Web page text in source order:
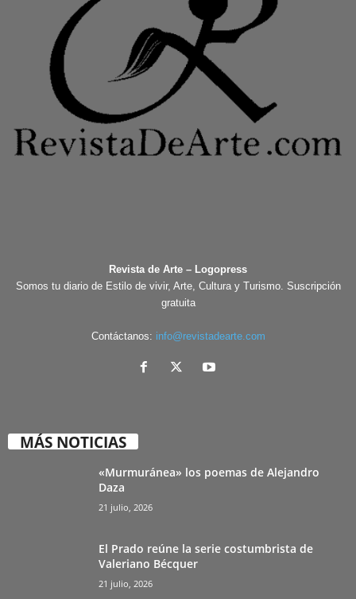
Revista de Arte – Logopress
Somos tu diario de Estilo de vivir, Arte, Cultura y Turismo. Suscripción
gratuita
Contáctanos: info@revistadearte.com
MÁS NOTICIAS
«Murmuránea» los poemas de Alejandro
Daza
21 julio, 2026
El Prado reúne la serie costumbrista de
Valeriano Bécquer
21 julio, 2026